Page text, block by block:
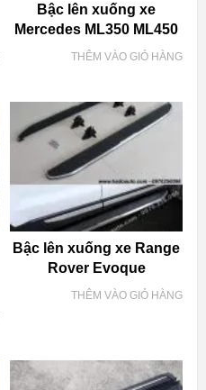
Bậc lên xuống xe
Mercedes ML350 ML450
THÊM VÀO GIỎ HÀNG
Bậc lên xuống xe Range
Rover Evoque
THÊM VÀO GIỎ HÀNG